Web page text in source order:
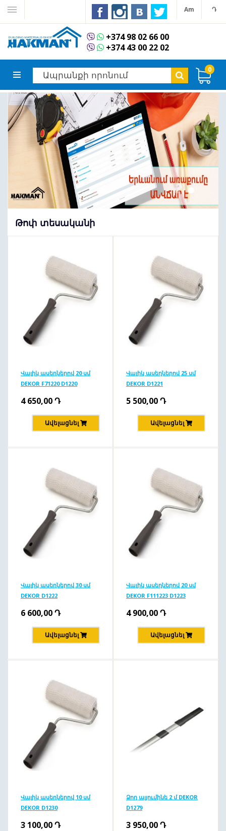
Am Դ
+374 98 02 66 00
+374 43 00 22 02
0
Թոփ տեսականի
Վալիկ ասեղներով 20 սմ
DEKOR F71220 D1220
4 650,00Դ
Ավելացնել
Վալիկ ասեղներով 25 սմ
DEKOR D1221
5 500,00Դ
Ավելացնել
Վալիկ ասեղներով 30 սմ
DEKOR D1222
6 600,00Դ
Ավելացնել
Վալիկ ասեղներով 20 սմ
DEKOR F111223 D1223
4 900,00Դ
Ավելացնել
Վալիկ ասեղներով 10 սմ
DEKOR D1230
3 100,00Դ
Ձող ալյումինե 2 մ DEKOR
D1279
3 950,00Դ